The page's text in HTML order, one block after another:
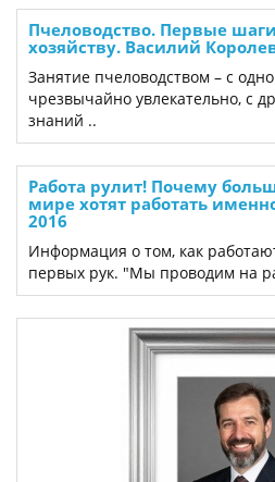
Пчеловодство. Первые
хозяйству. Василий
Занятие пчеловодством – с
чрезвычайно увлекательно, с
знаний ..
Работа рулит! Почему
мире хотят работать
2016
Информация о том, как
первых рук. "Мы проводим на